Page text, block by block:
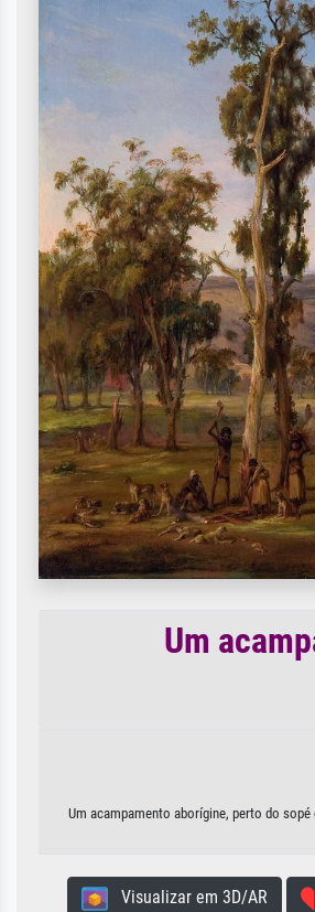
Um
Um acampamento aborígine, perto do
Visualizar em 3D/AR